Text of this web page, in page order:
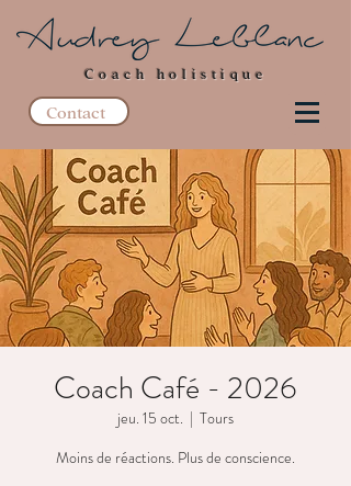
Coach holistique
Contact
Coach Café - 2026
jeu. 15 oct.
  |
Tours
Moins de réactions. Plus de conscience.